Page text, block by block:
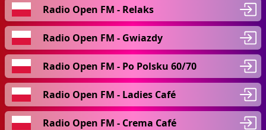
Radio Open FM - Relaks
Radio Open FM - Gwiazdy
Radio Open FM - Po Polsku 60/70
Radio Open FM - Ladies Café
Radio Open FM - Crema Café